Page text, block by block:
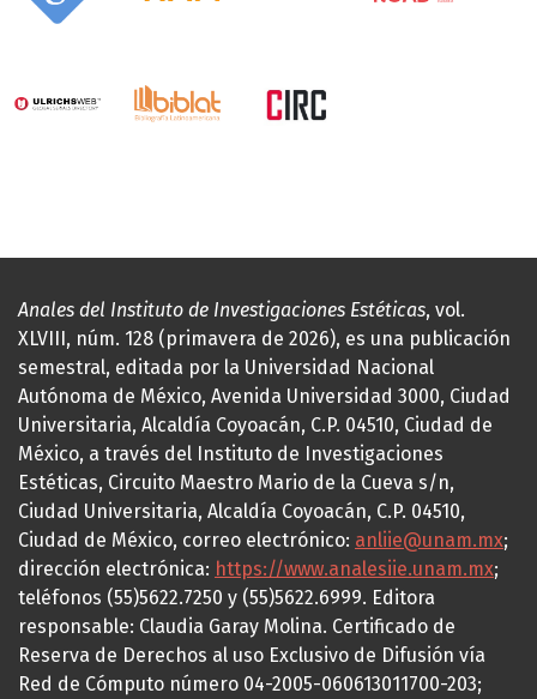
Anales del Instituto de Investigaciones Estéticas, vol.
XLVIII, núm. 128 (primavera de 2026), es una publicación
semestral, editada por la Universidad Nacional
Autónoma de México, Avenida Universidad 3000, Ciudad
Universitaria, Alcaldía Coyoacán, C.P. 04510, Ciudad de
México, a través del Instituto de Investigaciones
Estéticas, Circuito Maestro Mario de la Cueva s/n,
Ciudad Universitaria, Alcaldía Coyoacán, C.P. 04510,
Ciudad de México, correo electrónico: anliie@unam.mx;
dirección electrónica: https://www.analesiie.unam.mx;
teléfonos (55)5622.7250 y (55)5622.6999. Editora
responsable: Claudia Garay Molina. Certificado de
Reserva de Derechos al uso Exclusivo de Difusión vía
Red de Cómputo número 04-2005-060613011700-203;